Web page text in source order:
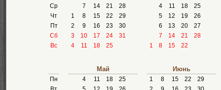
Ср
Чт
Пт
Сб
Вс
7
14 21
28
1
8 15 22
29
2
9 16 23
30
3
10 17 24
31
4
11 18 25
4
11 18
25
5
12 19
26
6
13 20
27
7
14 21
28
1
8 15 22
Пн
Май
4 11 18
25
Июнь
1 8 15 22
29